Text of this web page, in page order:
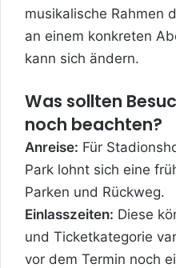
musikalische Rahmen
an einem konkreten
kann sich ändern.
Was sollten
noch beachten?
Anreise: Für
Park lohnt sich eine
Parken und Rückweg.
Einlasszeiten: Diese
und Ticketkategorie
vor dem Termin noch